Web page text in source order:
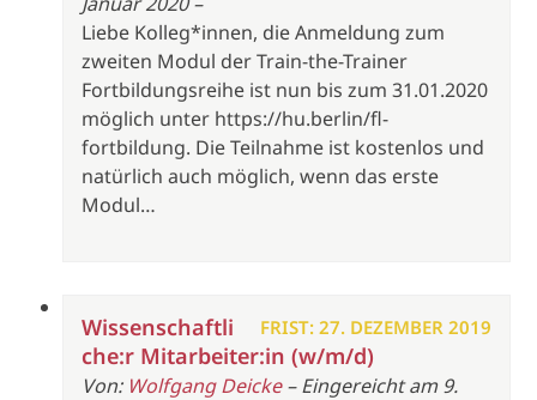
Liebe Kolleg*innen, die Anmeldung zum
zweiten Modul der Train-the-Trainer
Fortbildungsreihe ist nun bis zum 31.01.2020
möglich unter https://hu.berlin/fl-
fortbildung. Die Teilnahme ist kostenlos und
natürlich auch möglich, wenn das erste
Modul…
FRIST: 27. DEZEMBER 2019
Wissenschaftli
che:r Mitarbeiter:in (w/m/d)
Von: Wolfgang Deicke– Eingereicht am 9.